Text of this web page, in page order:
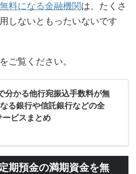
料になる金融機関は、たくさ
しないともったいないです
ご覧ください。
分かる他行宛振込手数料が無
る銀行や信託銀行などの全
ビスまとめ
期預金の満期資金を無